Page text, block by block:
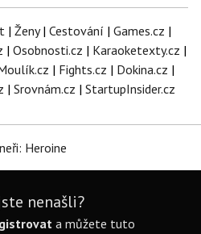
| Ženy| Cestování | Games.cz |
| Osobnosti.cz | Karaoketexty.cz |
| Fights.cz | Dokina.cz |
| Srovnám.cz | StartupInsider.cz
Heroine
nenašli?
a můžete tuto